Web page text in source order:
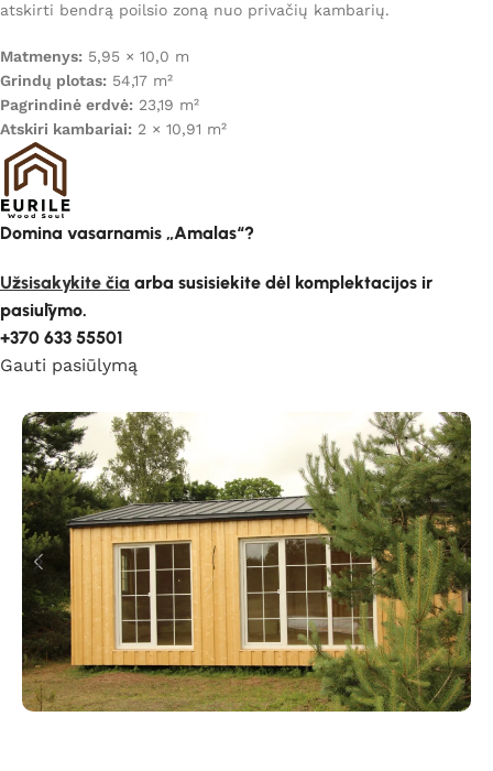
atskirti bendrą poilsio zoną nuo privačių kambarių.
Matmenys: 5,95 × 10,0 m
Grindų plotas: 54,17 m²
Pagrindinė erdvė: 23,19 m²
Atskiri kambariai: 2 × 10,91 m²
Domina vasarnamis „Amalas“?
Užsisakykite čia arba susisiekite dėl komplektacijos ir
pasiūlymo.
+370 633 55501
Gauti pasiūlymą